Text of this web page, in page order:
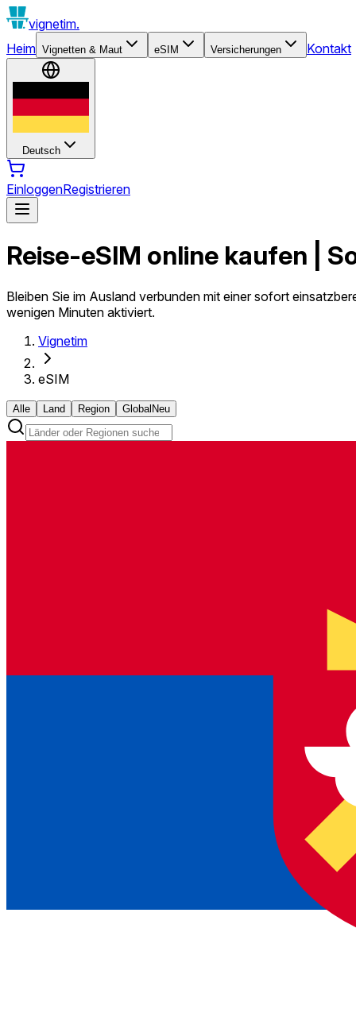
vignetim.
Heim Vignetten & Maut eSIM Versicherungen Kontakt
Deutsch
EinloggenRegistrieren
Reise-eSIM online kaufen |
Bleiben Sie im Ausland verbunden mit einer sofort
wenigen Minuten aktiviert.
Vignetim
eSIM
Alle Land Region Global Neu